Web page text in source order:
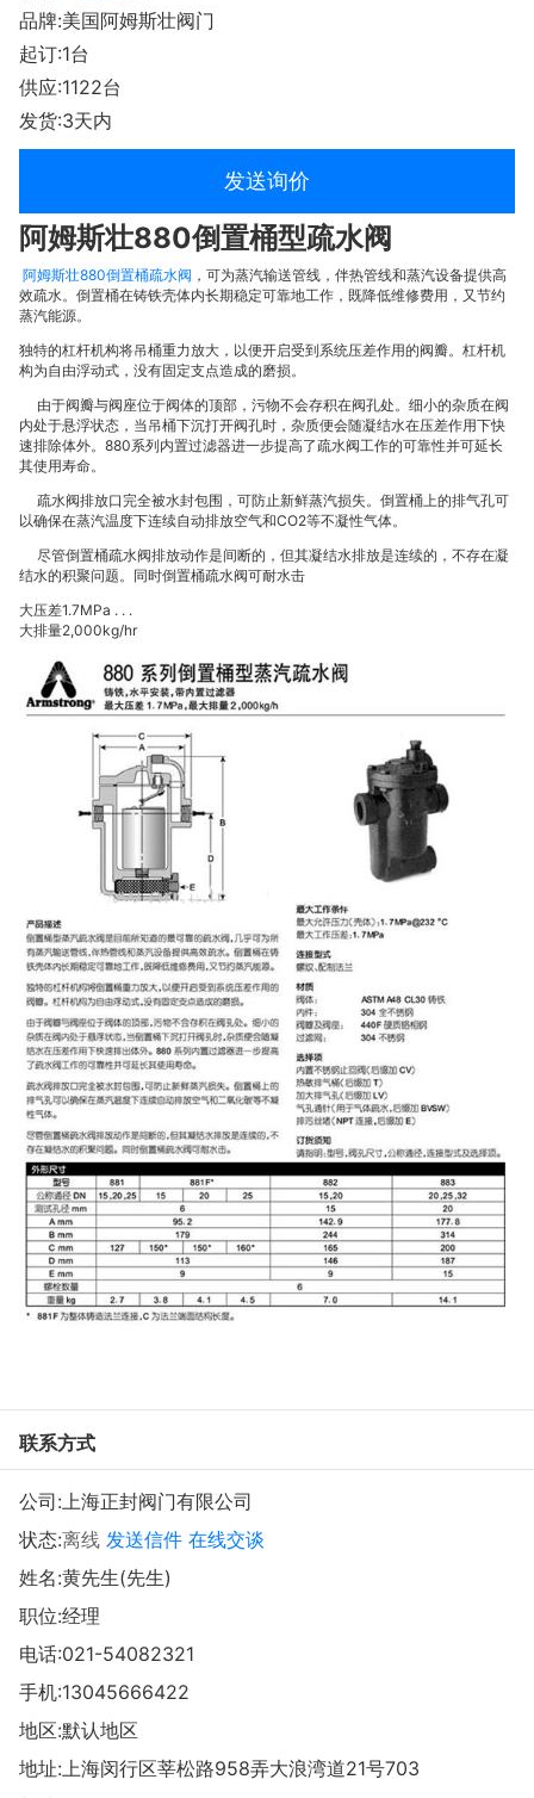
品牌:美国阿姆斯壮阀门
起订:1台
供应:1122台
发货:3天内
发送询价
阿姆斯壮880倒置桶型疏水阀
阿姆斯壮880倒置桶疏水阀 ，可为蒸汽输送管线，伴热管线和蒸汽设备提供高
效疏水。倒置桶在铸铁壳体内长期稳定可靠地工作，既降低维修费用，又节约
蒸汽能源。
独特的杠杆机构将吊桶重力放大，以便开启受到系统压差作用的阀瓣。杠杆机
构为自由浮动式，没有固定支点造成的磨损。
由于阀瓣与阀座位于阀体的顶部，污物不会存积在阀孔处。细小的杂质在阀
内处于悬浮状态，当吊桶下沉打开阀孔时，杂质便会随凝结水在压差作用下快
速排除体外。880系列内置过滤器进一步提高了疏水阀工作的可靠性并可延长
其使用寿命。
疏水阀排放口完全被水封包围，可防止新鲜蒸汽损失。倒置桶上的排气孔可
以确保在蒸汽温度下连续自动排放空气和CO2等不凝性气体。
尽管倒置桶疏水阀排放动作是间断的，但其凝结水排放是连续的，不存在凝
结水的积聚问题。同时倒置桶疏水阀可耐水击
大压差1.7MPa . . .
大排量2,000kg/hr
联系方式
公司:上海正封阀门有限公司
状态:离线 发送信件 在线交谈
姓名:黄先生(先生)
职位:经理
电话:021-54082321
手机:13045666422
地区:默认地区
地址:上海闵行区莘松路958弄大浪湾道21号703